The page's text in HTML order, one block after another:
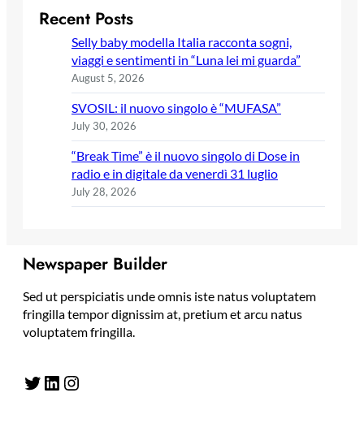
Recent Posts
Selly baby modella Italia racconta sogni,
viaggi e sentimenti in “Luna lei mi guarda”
August 5, 2026
SVOSIL: il nuovo singolo è “MUFASA”
July 30, 2026
“Break Time” è il nuovo singolo di Dose in
radio e in digitale da venerdì 31 luglio
July 28, 2026
Newspaper Builder
Sed ut perspiciatis unde omnis iste natus voluptatem
fringilla tempor dignissim at, pretium et arcu natus
voluptatem fringilla.
Twitter LinkedIn Instagram